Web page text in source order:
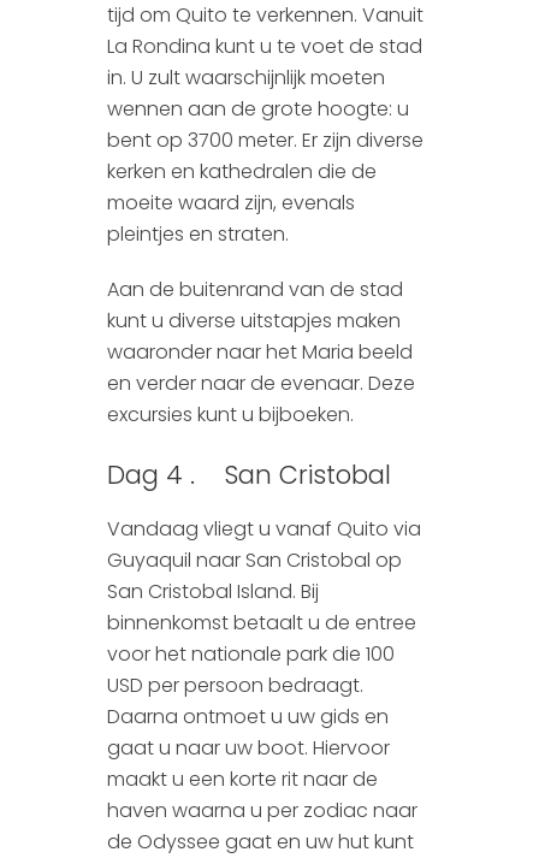
tijd om Quito te verkennen. Vanuit
La Rondina kunt u te voet de stad
in. U zult waarschijnlijk moeten
wennen aan de grote hoogte: u
bent op 3700 meter. Er zijn diverse
kerken en kathedralen die de
moeite waard zijn, evenals
pleintjes en straten.
Aan de buitenrand van de stad
kunt u diverse uitstapjes maken
waaronder naar het Maria beeld
en verder naar de evenaar. Deze
excursies kunt u bijboeken.
Dag 4 . San Cristobal
Vandaag vliegt u vanaf Quito via
Guyaquil naar San Cristobal op
San Cristobal Island. Bij
binnenkomst betaalt u de entree
voor het nationale park die 100
USD per persoon bedraagt.
Daarna ontmoet u uw gids en
gaat u naar uw boot. Hiervoor
maakt u een korte rit naar de
haven waarna u per zodiac naar
de Odyssee gaat en uw hut kunt